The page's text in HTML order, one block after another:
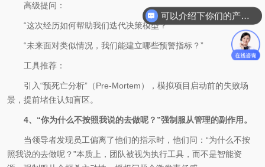
高级提问：
“这次经历如何帮助我们迭代决策模型？”
“未来面对类似情况，我们能建立哪些预警指标？”
工具推荐：
引入“预死亡分析”（Pre-Mortem），模拟项目启动前的失败场
景，提前堵住认知盲区。
4、“你为什么不按照我说的去做呢？”强制服从管理的副作用。
当领导者发现员工偏离了他们的指示时，他们问：“为什么不按
照我说的去做呢？”本质上，团队被视为执行工具，而不是智能资
可以介绍下你们的产品么